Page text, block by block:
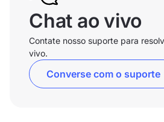
Chat ao vivo
Contate nosso suporte para
vivo.
Converse com o suporte